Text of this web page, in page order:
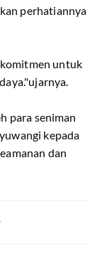
perhatiannya
untuk
para seniman
kepada
dan